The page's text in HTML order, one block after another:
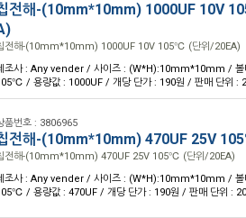
전해-(10mm*10mm) 1000UF 10V
전해-(10mm*10mm) 1000UF 10V 105℃ (단위/20EA)
조사 : Any vender / 사이즈 : (W*H):10mm*10mm / 볼
/ 용량값 : 1000UF / 개당 단가 : 190원 / 판매 단위 :
품번호 : 3806965
전해-(10mm*10mm) 470UF 25V
전해-(10mm*10mm) 470UF 25V 105℃ (단위/20EA)
조사 : Any vender / 사이즈 : (W*H):10mm*10mm / 볼
/ 용량값 : 470UF / 개당 단가 : 190원 / 판매 단위 :